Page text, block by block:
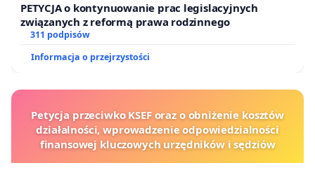
PETYCJA o kontynuowanie prac legislacyjnych
związanych z reformą prawa rodzinnego
311 podpisów
Informacja o przejrzystości
Petycja przeciwko KSEF oraz o obniżenie kosztów
działalności, wprowadzenie odpowiedzialności
finansowej kluczowych urzędników i sędziów